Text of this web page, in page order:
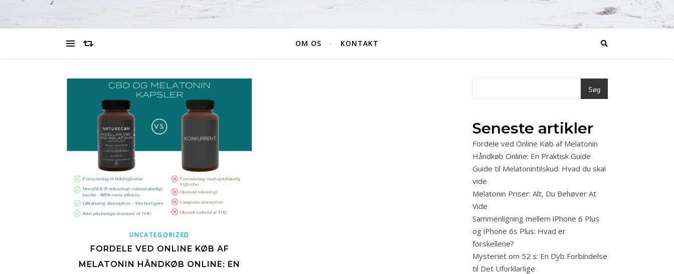
OM OS KONTAKT
UNCATEGORIZED
FORDELE VED ONLINE KØB AF
MELATONIN HÅNDKØB ONLINE: EN
Søg
Seneste artikler
Fordele ved Online Køb af Melatonin
Håndkøb Online: En Praktisk Guide
Guide til Melatonintilskud: Hvad du skal
vide
Melatonin Priser: Alt, Du Behøver At
Vide
Sammenligning mellem iPhone 6 Plus
og iPhone 6s Plus: Hvad er
forskellene?
Mysteriet om 52 s: En Dyb Forbindelse
til Det Uforklarlige